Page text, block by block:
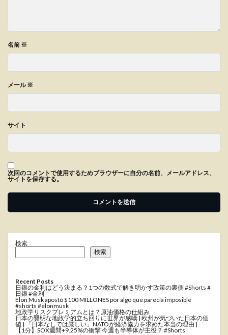
名前 ※
メール※
サイト
次回のコメントで使用するためブラウザーに自分の名前、メールアドレス、
サイトを保存する。
検索
検索
Recent Posts
日銀の金利はどう決まる？1つの数式で解き明かす政策の裏側 #Shorts #
日銀 #金利
Elon Musk apostó $100 MILLONES por algo que parecía imposible
#shorts #elonmusk
地政学リスクプレミアムとは？原油価格の仕組み
日本の賢明な地政学的立ち回りに世界が感嘆 | 欧州が気づいた日本の価
値 | 「日本なしでは厳しい」NATOが経済協力を求めた本当の理由 |
【1分】SOX週間+9.25%の衝撃 今週も半導体が主役？ #Shorts